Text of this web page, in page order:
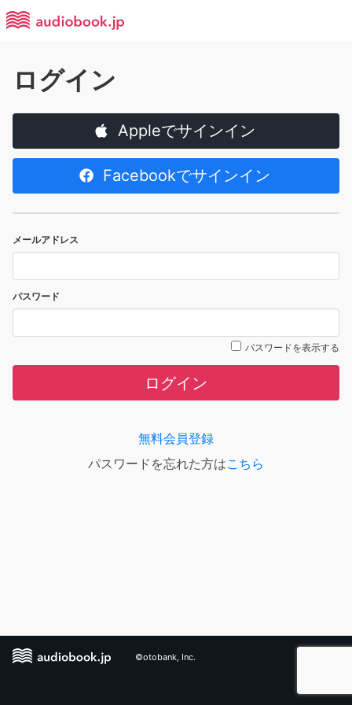
ログイン
Appleでサインイン
Facebookでサインイン
メールアドレス
パスワード
パスワードを表示する
ログイン
無料会員登録
パスワードを忘れた方はこちら
©otobank, Inc.